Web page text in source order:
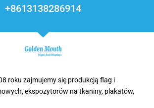
+8613138286914
roku zajmujemy się produkcją flag i
ekspozytorów na tkaniny, plakatów,